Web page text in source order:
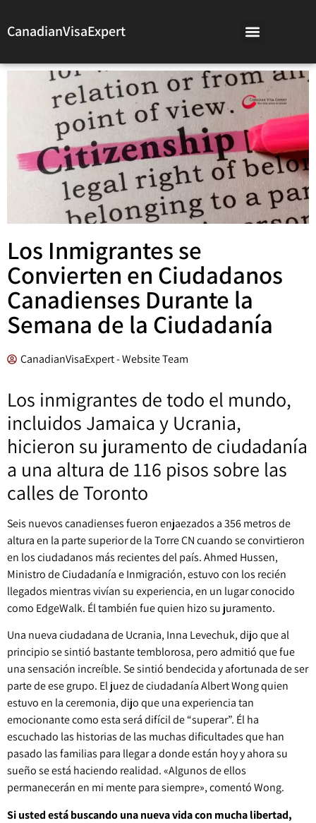
CanadianVisaExpert
Los Inmigrantes se
Convierten en Ciudadanos
Canadienses Durante la
Semana de la Ciudadanía
CanadianVisaExpert - Website Team
Los inmigrantes de todo el mundo,
incluidos Jamaica y Ucrania,
hicieron su juramento de ciudadanía
a una altura de 116 pisos sobre las
calles de Toronto
Seis nuevos canadienses fueron enjaezados a 356 metros de
altura en la parte superior de la Torre CN cuando se convirtieron
en los ciudadanos más recientes del país. Ahmed Hussen,
Ministro de Ciudadanía e Inmigración, estuvo con los recién
llegados mientras vivían su experiencia, en un lugar conocido
como EdgeWalk. Él también fue quien hizo su juramento.
Una nueva ciudadana de Ucrania, Inna Levechuk, dijo que al
principio se sintió bastante temblorosa, pero admitió que fue
una sensación increíble. Se sintió bendecida y afortunada de ser
parte de ese grupo. El juez de ciudadanía Albert Wong quien
estuvo en la ceremonia, dijo que una experiencia tan
emocionante como esta será difícil de “superar”. Él ha
escuchado las historias de las muchas dificultades que han
pasado las familias para llegar a donde están hoy y ahora su
sueño se está haciendo realidad. «Algunos de ellos
permanecerán en mi mente para siempre», comentó Wong.
Si usted está buscando una nueva vida con mucha libertad,